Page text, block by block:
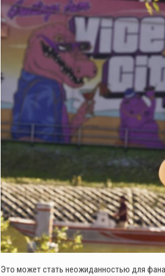
Это может стать неожиданностью для